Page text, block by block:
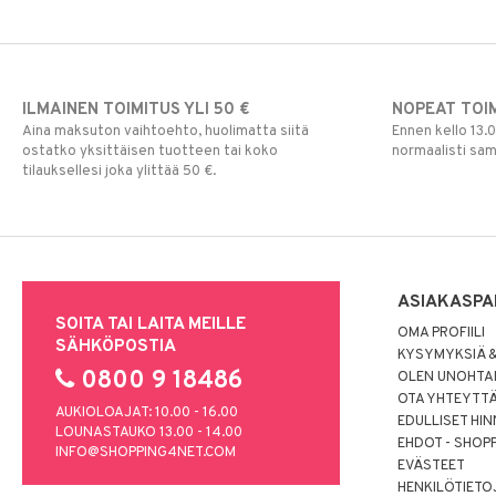
ILMAINEN TOIMITUS YLI 50 €
Aina maksuton vaihtoehto, huolimatta siitä
ostatko yksittäisen tuotteen tai koko
tilauksellesi joka ylittää 50 €.
NOPEAT
Ennen kello
normaalisti
SOITA TAI LAITA MEILLE
SÄHKÖPOSTIA
0800 9 18486
AUKIOLOAJAT: 10.00 - 16.00
LOUNASTAUKO 13.00 - 14.00
INFO@SHOPPING4NET.COM
OMA PROFIILI
KYSYMYKSIÄ
OLEN
OTA
EDULLISET
EHDOT -
EVÄSTEET